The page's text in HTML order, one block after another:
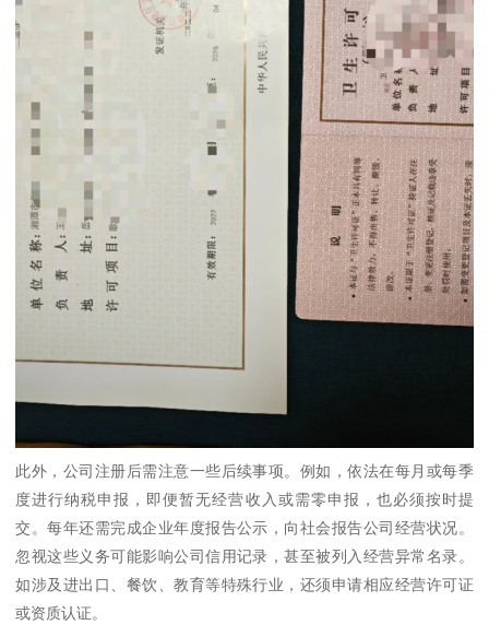
此外，公司注册后需注意一些后续事项。例如，依法在每月或每季
度进行纳税申报，即便暂无经营收入或需零申报，也必须按时提
交。每年还需完成企业年度报告公示，向社会报告公司经营状况。
忽视这些义务可能影响公司信用记录，甚至被列入经营异常名录。
如涉及进出口、餐饮、教育等特殊行业，还须申请相应经营许可证
或资质认证。